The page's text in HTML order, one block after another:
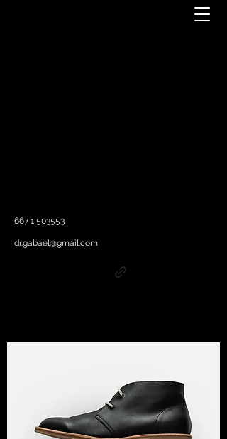
667 1 503553
dr.gabael@gmail.com